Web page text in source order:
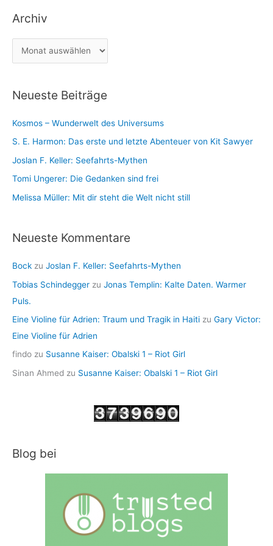
c
h
e
e
Archiv
r
h
v
Neueste Beiträge
Kosmos – Wunderwelt des Universums
S. E. Harmon: Das erste und letzte Abenteuer von Kit Sawyer
Joslan F. Keller: Seefahrts-Mythen
Tomi Ungerer: Die Gedanken sind frei
Melissa Müller: Mit dir steht die Welt nicht still
Neueste Kommentare
Bock zu Joslan F. Keller: Seefahrts-Mythen
Tobias Schindegger zu Jonas Templin: Kalte Daten. Warmer
Puls.
Eine Violine für Adrien: Traum und Tragik in Haiti zu Gary Victor:
Eine Violine für Adrien
findo zu Susanne Kaiser: Obalski 1 – Riot Girl
Sinan Ahmed zu Susanne Kaiser: Obalski 1 – Riot Girl
Blog bei